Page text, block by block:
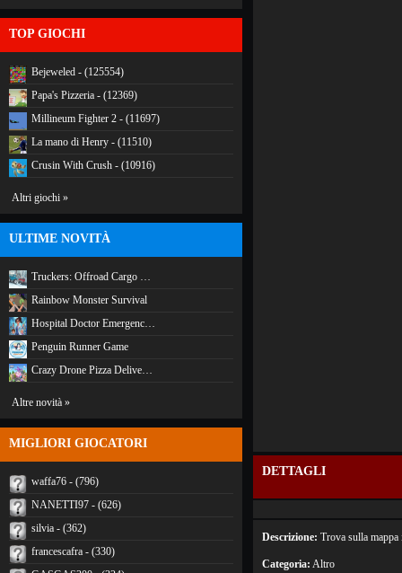
TOP GIOCHI
Bejeweled - (125554)
Papa's Pizzeria - (12369)
Millineum Fighter 2 - (11697)
La mano di Henry - (11510)
Crusin With Crush - (10916)
Altri giochi »
ULTIME NOVITÀ
Truckers: Offroad Cargo …
Rainbow Monster Survival
Hospital Doctor Emergenc…
Penguin Runner Game
Crazy Drone Pizza Delive…
Altre novità »
MIGLIORI GIOCATORI
waffa76 - (796)
NANETTI97 - (626)
silvia - (362)
francescafra - (330)
DETTAGLI
Descrizione: Trova sulla
Categoria: Altro